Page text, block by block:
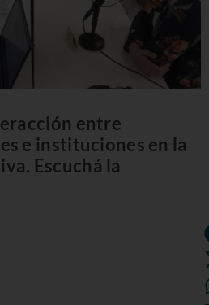
entre
e instituciones en la
Escuchá la